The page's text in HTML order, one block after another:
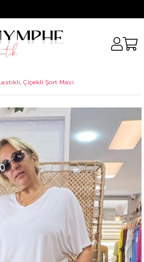
Çiçekli Şort Mavi